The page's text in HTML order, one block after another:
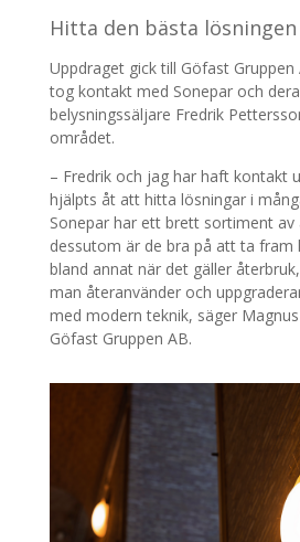
Hitta den bästa lösningen
Uppdraget gick till Göfast
tog kontakt med Sonepar och
belysningssäljare Fredrik
området.
– Fredrik och jag har haft kontakt
hjälpts åt att hitta lösningar i
Sonepar har ett brett sortiment av
dessutom är de bra på att ta fram
bland annat när det gäller
man återanvänder och
med modern teknik, säger
Göfast Gruppen AB.